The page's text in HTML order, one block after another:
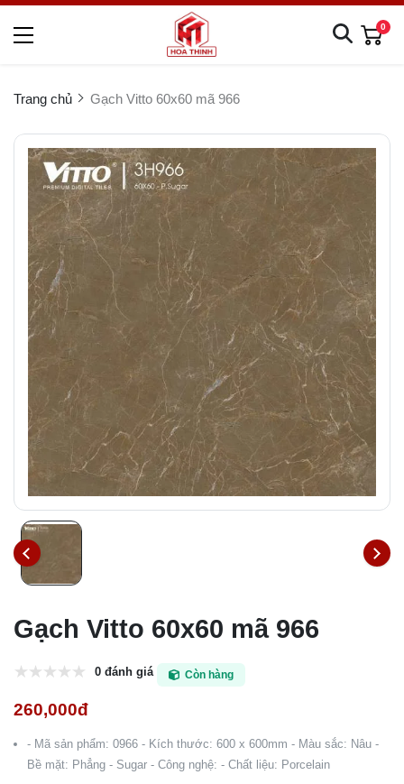
0
Trang chủ Gạch Vitto 60x60 mã 966
Gạch Vitto 60x60 mã 966
0 đánh giá Còn hàng
260,000đ
- Mã sản phẩm: 0966 - Kích thước: 600 x 600mm - Màu sắc: Nâu -
Bề mặt: Phẳng - Sugar - Công nghệ: - Chất liệu: Porcelain